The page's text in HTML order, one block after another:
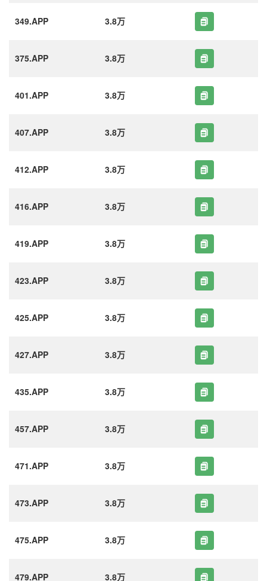
349.APP 3.8万
375.APP 3.8万
401.APP 3.8万
407.APP 3.8万
412.APP 3.8万
416.APP 3.8万
419.APP 3.8万
423.APP 3.8万
425.APP 3.8万
427.APP 3.8万
435.APP 3.8万
457.APP 3.8万
471.APP 3.8万
473.APP 3.8万
475.APP 3.8万
479.APP 3.8万